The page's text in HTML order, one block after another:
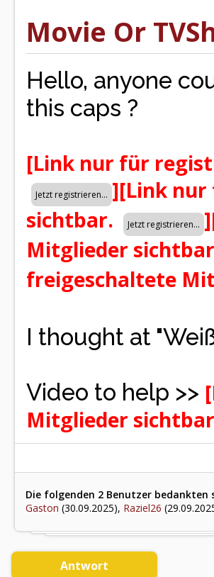
Movie Or
Hello, anyone
this caps ?
[Link nur für
][Link
sichtbar.
]
Mitglieder
freigeschaltete
I thought at
Video to help >>
Mitglieder
Die folgenden 2 Benutzer bedankten
Gaston (30.09.2025), Raziel26
Antwort